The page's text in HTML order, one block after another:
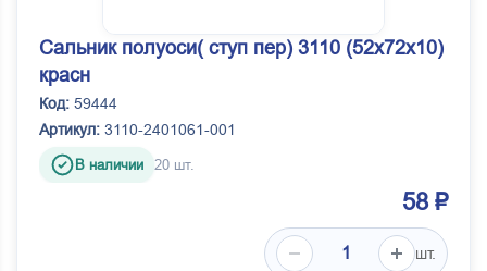
Сальник полуоси( ступ пер) 3110 (52х72х10)
красн
Код: 59444
Артикул: 3110-2401061-001
В наличии 20 шт.
58 ₽
шт.